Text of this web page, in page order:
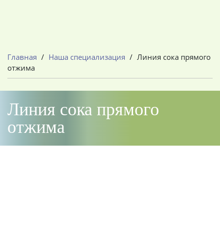
Главная / Наша специализация / Линия сока прямого
отжима
Линия сока прямого
отжима